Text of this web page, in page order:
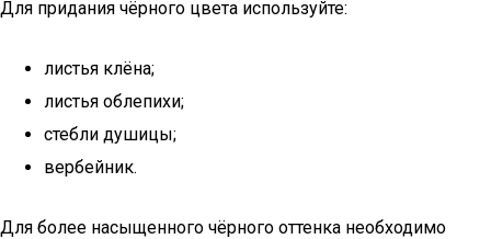
Для придания чёрного цвета используйте:
листья клёна;
листья облепихи;
стебли душицы;
вербейник.
Для более насыщенного чёрного оттенка необходимо